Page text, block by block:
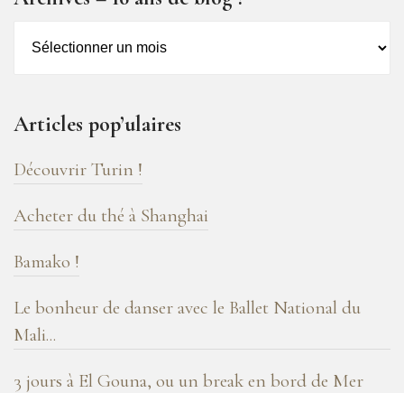
de
blog
!
Articles pop’ulaires
Découvrir Turin !
Acheter du thé à Shanghai
Bamako !
Le bonheur de danser avec le Ballet National du
Mali...
3 jours à El Gouna, ou un break en bord de Mer